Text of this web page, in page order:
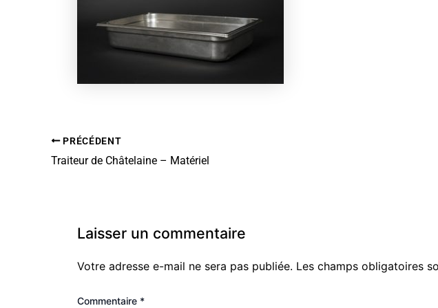
PRÉCÉDENT
Traiteur de Châtelaine – Matériel
Laisser un commentaire
Votre adresse e-mail ne sera pas publiée. Les champs obligatoires
Commentaire *